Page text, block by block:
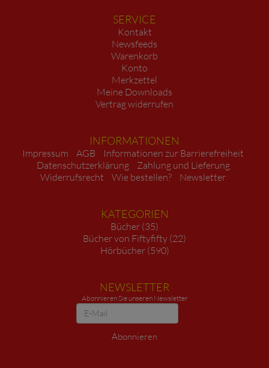
SERVICE
Kontakt
Newsfeeds
Warenkorb
Konto
Merkzettel
Meine Downloads
Vertrag widerrufen
INFORMATIONEN
Impressum AGB
Informationen zur Barrierefreiheit
Datenschutzerklärung
Zahlung und Lieferung
Widerrufsrecht
Wie bestellen? Newsletter
KATEGORIEN
Bücher (35)
Bücher von Fiftyfifty (22)
Hörbücher (590)
NEWSLETTER
Abonnieren Sie unseren Newsletter
Newsletter
Abonnieren